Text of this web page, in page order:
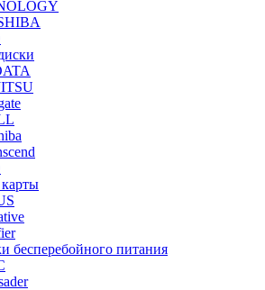
бесперебойного питания